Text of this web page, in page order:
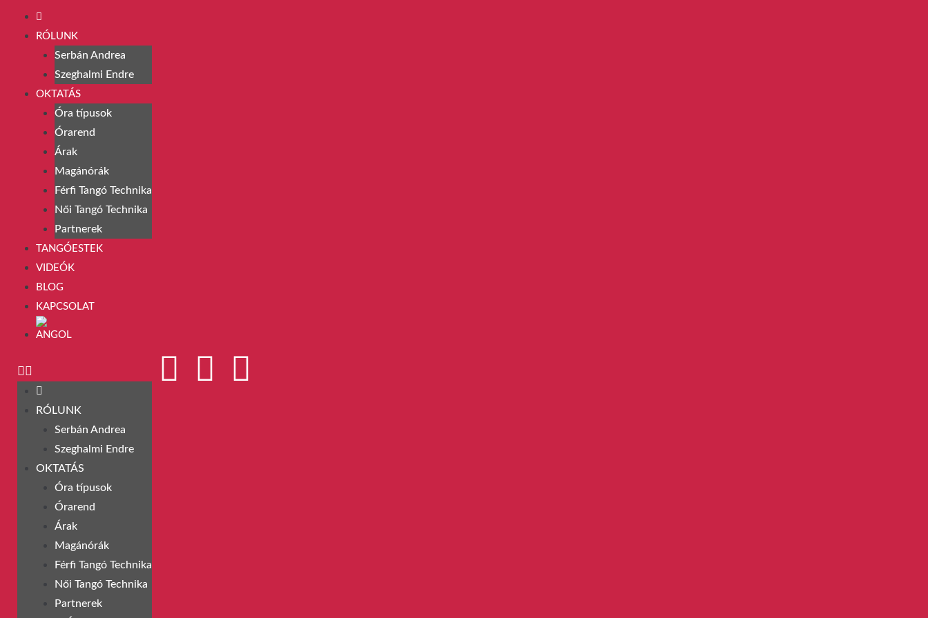
RÓLUNK
Serbán Andrea
Szeghalmi Endre
OKTATÁS
Óra típusok
Órarend
Árak
Magánórák
Férfi Tangó Technika
Női Tangó Technika
Partnerek
TANGÓESTEK
VIDEÓK
BLOG
KAPCSOLAT
RÓLUNK
Serbán Andrea
Szeghalmi Endre
OKTATÁS
Óra típusok
Órarend
Árak
Magánórák
Férfi Tangó Technika
Női Tangó Technika
Partnerek